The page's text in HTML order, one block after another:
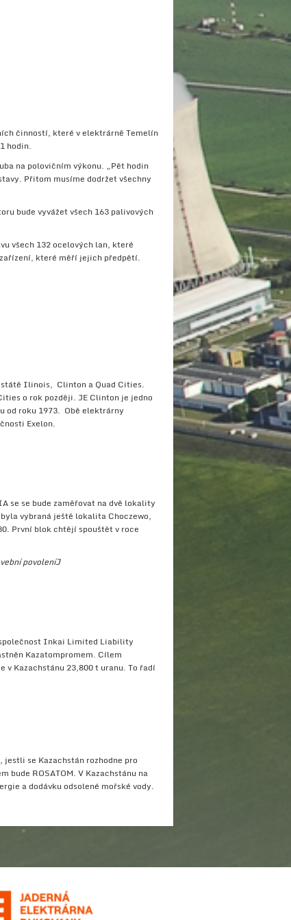
činností, které v elektrárně Temelín
hodin.
na polovičním výkonu. „Pět hodin
Přitom musíme dodržet všechny
bude vyvážet všech 163 palivových
všech 132 ocelových lan, které
které měří jejich předpětí.
státě Ilinois, Clinton a Quad Cities.
o rok později. JE Clinton je jedno
od roku 1973. Obě elektrárny
Exelon.
se se bude zaměřovat na dvě lokality
vybraná ještě lokalita Choczewo,
První blok chtějí spouštět v roce
povoleníJ
Inkai Limited Liability
Kazatompromem. Cílem
Kazachstánu 23,800 t uranu. To řadí
se Kazachstán rozhodne pro
ROSATOM. V Kazachstánu na
a dodávku odsolené mořské vody.